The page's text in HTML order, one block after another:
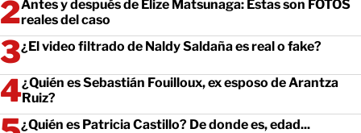
Antes y después de Elize Matsunaga: Estas son FOTOS
reales del caso
¿El video filtrado de Naldy Saldaña es real o fake?
¿Quién es Sebastián Fouilloux, ex esposo de Arantza
Ruiz?
¿Quién es Patricia Castillo? De donde es, edad...